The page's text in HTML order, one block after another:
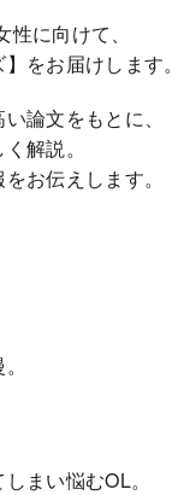
に向けて、
をお届けします。
論文をもとに、
解説。
お伝えします。
まい悩むOL。